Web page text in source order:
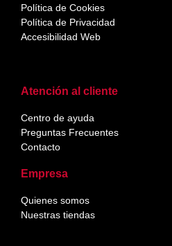
Atención al cliente
Centro de ayuda
Preguntas Frecuentes
Contacto
Empresa
Quienes somos
Nuestras tiendas
Política de Cookies
Política de Privacidad
Accesibilidad Web